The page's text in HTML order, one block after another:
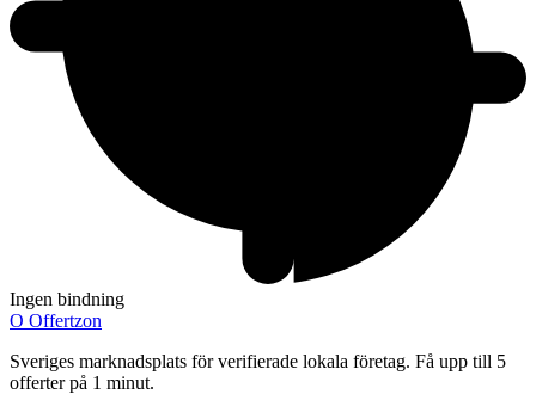
Ingen bindning
O Offertzon
Sveriges marknadsplats för verifierade lokala företag. Få upp till 5
offerter på 1 minut.